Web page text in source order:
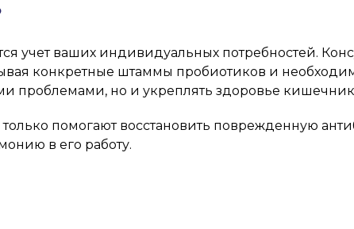
учет ваших индивидуальных потребностей.
конкретные штаммы пробиотиков и
проблемами, но и укреплять здоровье
помогают восстановить поврежденную
в его работу.